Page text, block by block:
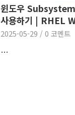
윈도우
사용하기 | RHEL
2025-05-29 / 0 코멘트
…